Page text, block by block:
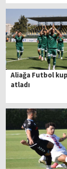
Aliağa Futbol
atladı